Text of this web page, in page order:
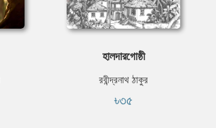
হালদারগোষ্ঠী
রবীন্দ্রনাথ ঠাকুর
৳৩৫